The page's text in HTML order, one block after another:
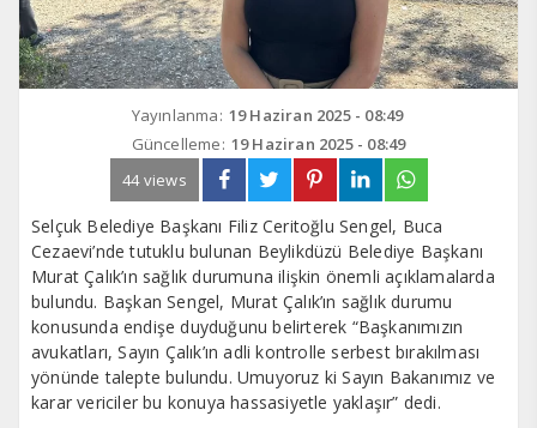
Yayınlanma: 19 Haziran 2025 - 08:49
Güncelleme: 19 Haziran 2025 - 08:49
44 views
Selçuk Belediye Başkanı Filiz Ceritoğlu Sengel, Buca
Cezaevi’nde tutuklu bulunan Beylikdüzü Belediye Başkanı
Murat Çalık’ın sağlık durumuna ilişkin önemli açıklamalarda
bulundu. Başkan Sengel, Murat Çalık’ın sağlık durumu
konusunda endişe duyduğunu belirterek “Başkanımızın
avukatları, Sayın Çalık’ın adli kontrolle serbest bırakılması
yönünde talepte bulundu. Umuyoruz ki Sayın Bakanımız ve
karar vericiler bu konuya hassasiyetle yaklaşır” dedi.